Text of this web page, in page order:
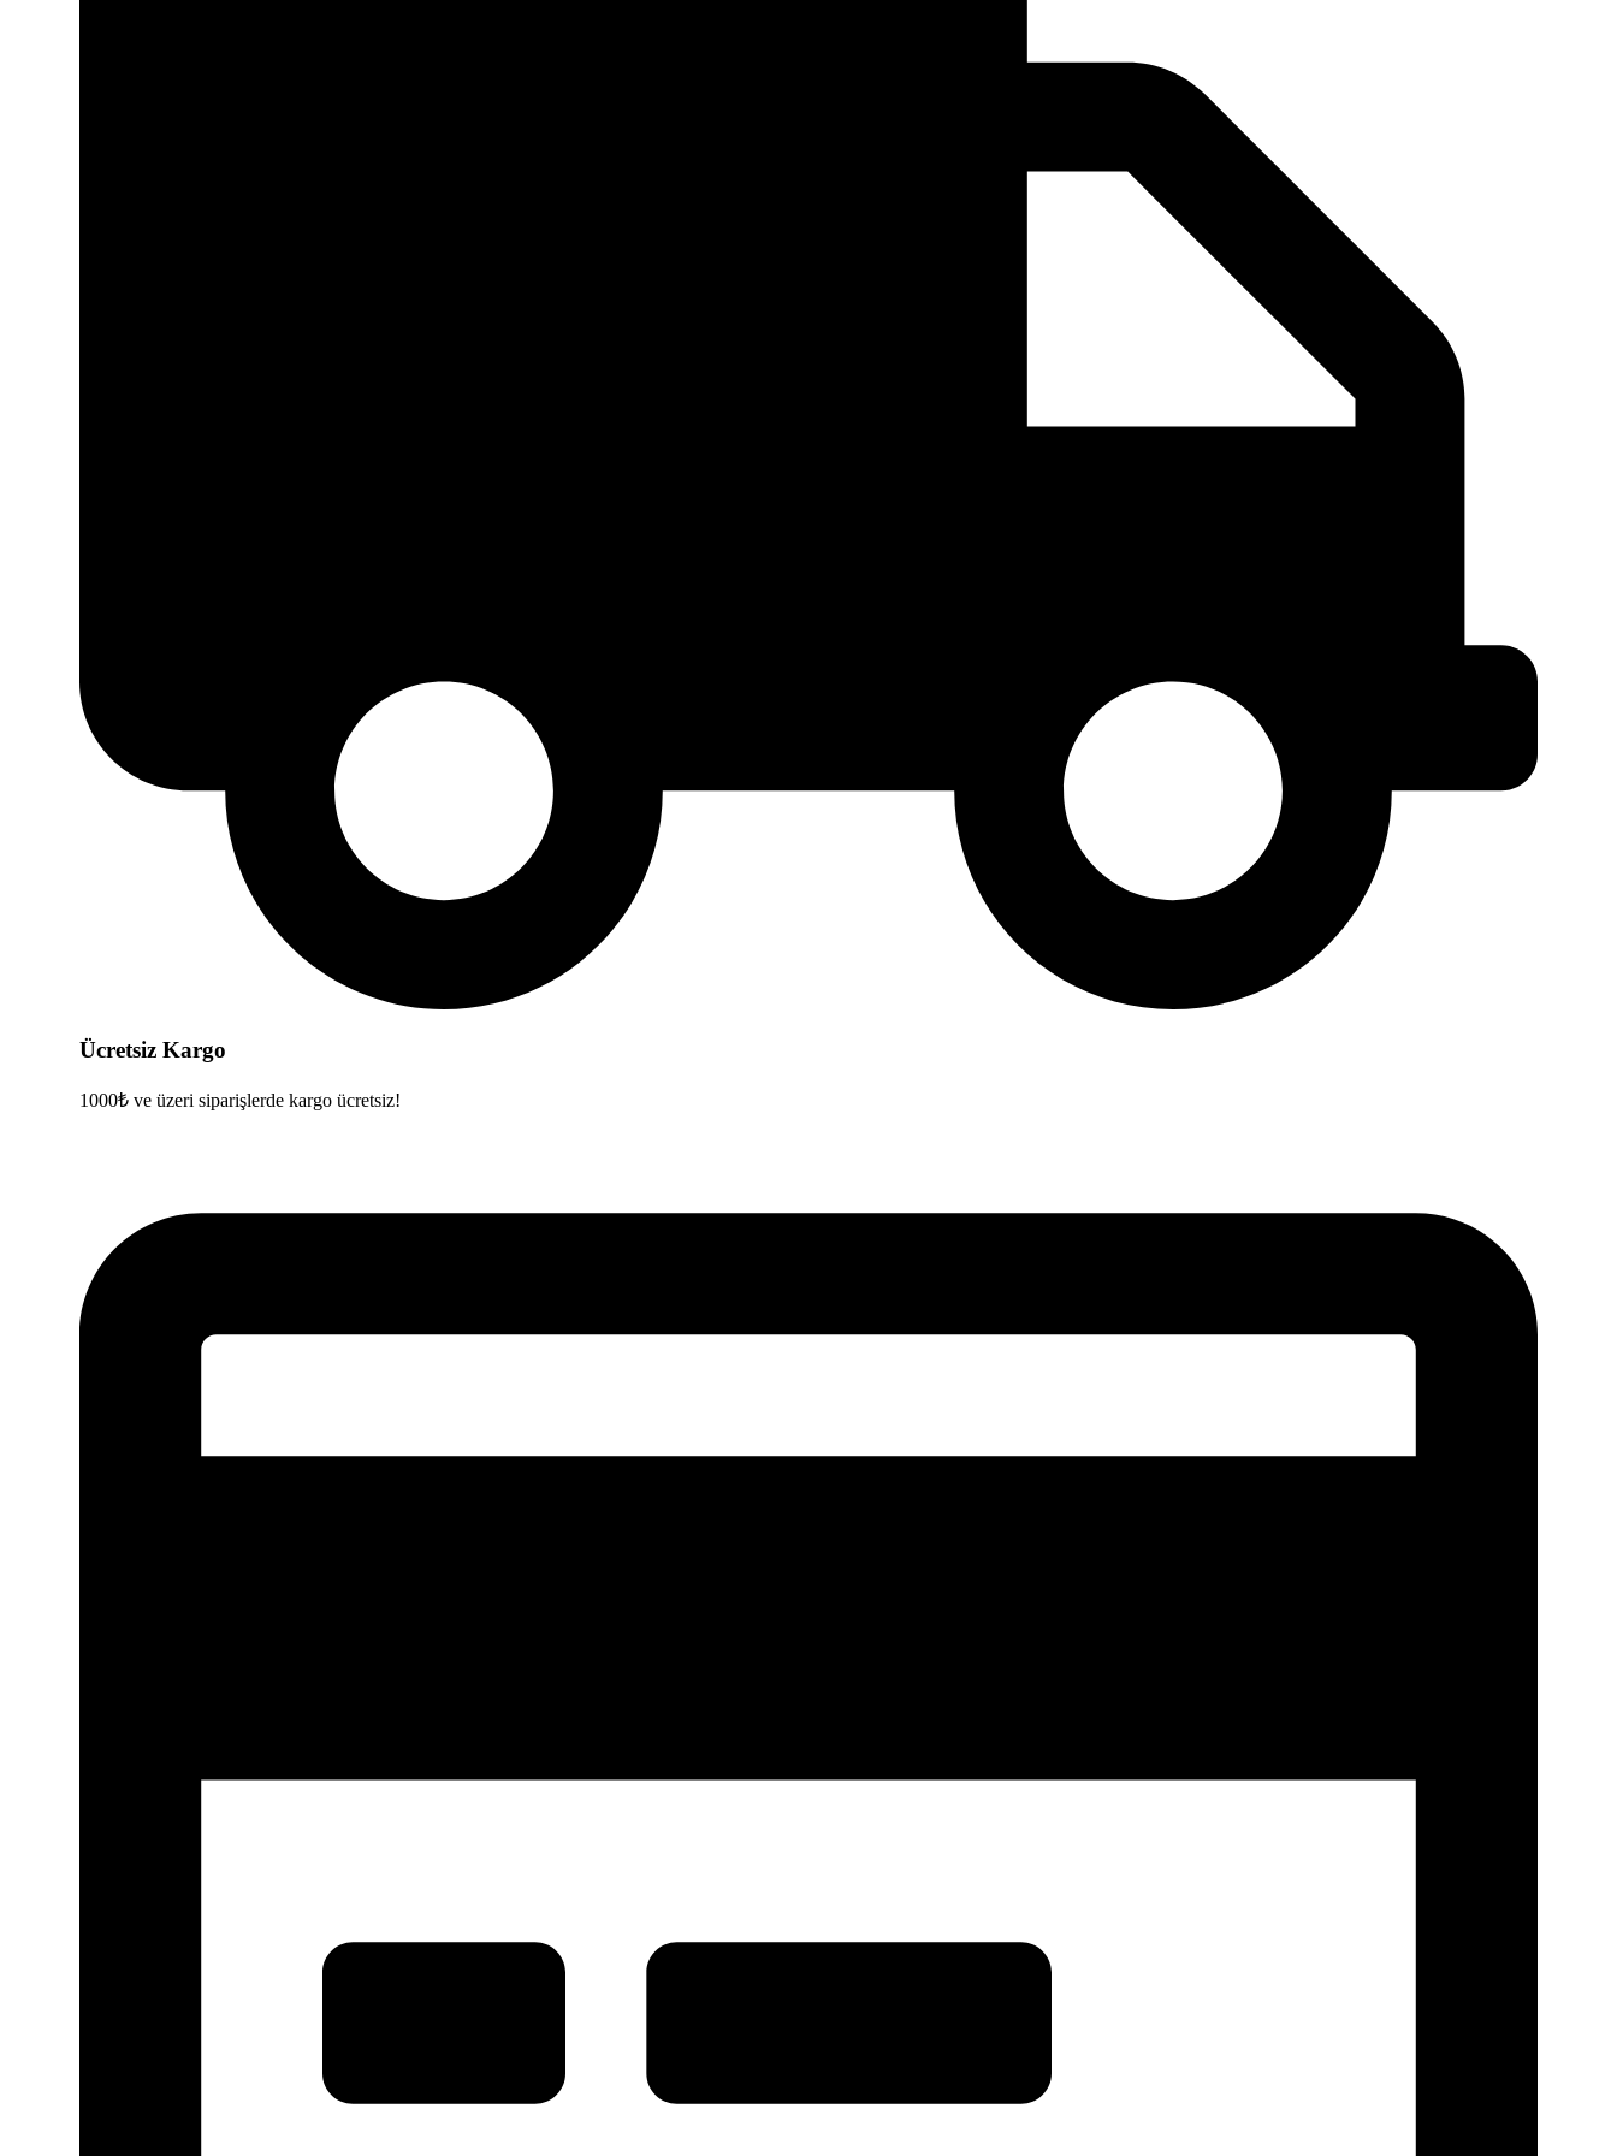
Ücretsiz Kargo
1000₺ ve üzeri siparişlerde kargo ücretsiz!